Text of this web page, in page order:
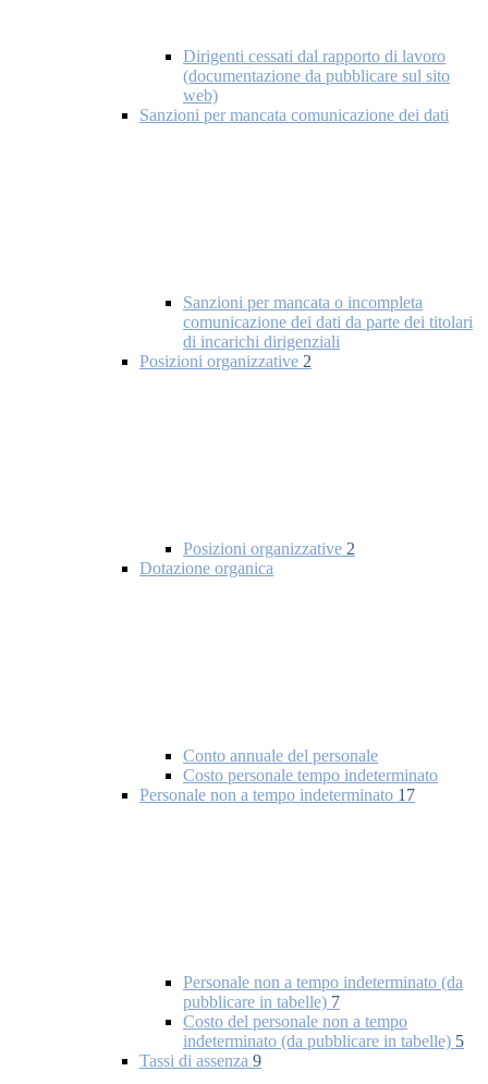
Dirigenti cessati dal rapporto di lavoro
(documentazione da pubblicare sul sito
web)
Sanzioni per mancata comunicazione dei dati
Sanzioni per mancata o incompleta
comunicazione dei dati da parte dei titolari
di incarichi dirigenziali
Posizioni organizzative 2
Posizioni organizzative 2
Dotazione organica
Conto annuale del personale
Costo personale tempo indeterminato
Personale non a tempo indeterminato 17
Personale non a tempo indeterminato (da
pubblicare in tabelle) 7
Costo del personale non a tempo
indeterminato (da pubblicare in tabelle) 5
Tassi di assenza 9